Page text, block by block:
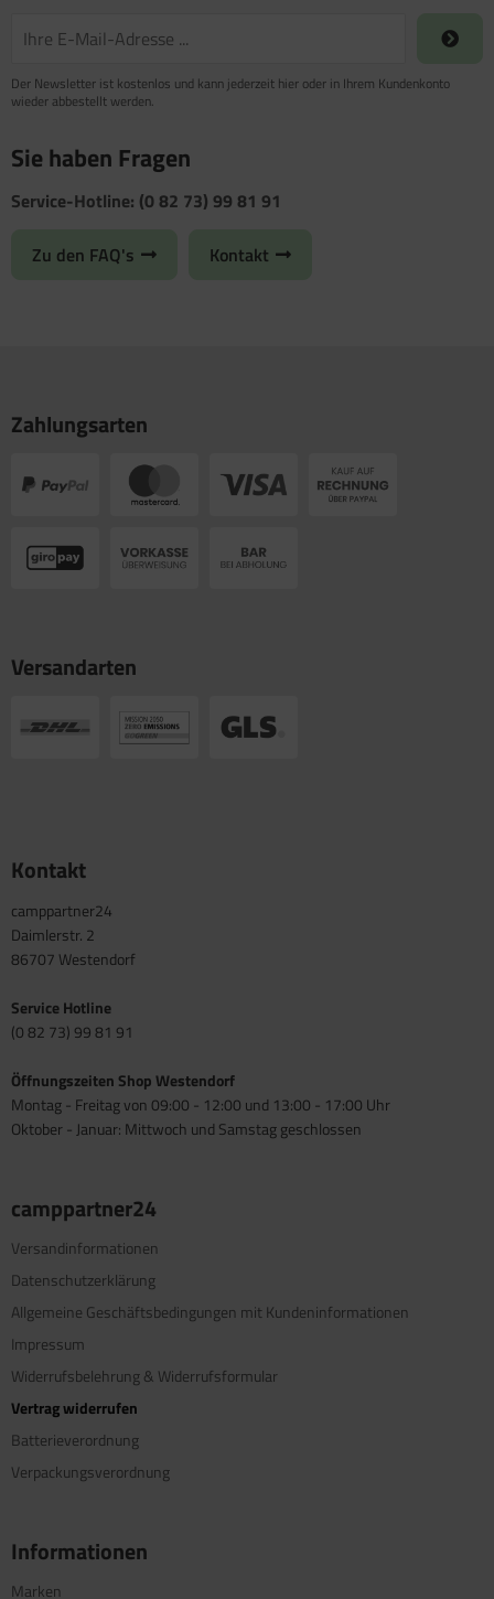
Der Newsletter ist kostenlos und kann jederzeit hier oder in Ihrem Kundenkonto
wieder abbestellt werden.
Sie haben Fragen
Service-Hotline: (0 82 73) 99 81 91
Zu den FAQ's Kontakt
Zahlungsarten
Versandarten
Kontakt
camppartner24
Daimlerstr. 2
86707 Westendorf
Service Hotline
(0 82 73) 99 81 91
Öffnungszeiten Shop Westendorf
Montag - Freitag von 09:00 - 12:00 und 13:00 - 17:00 Uhr
Oktober - Januar: Mittwoch und Samstag geschlossen
camppartner24
Versandinformationen
Datenschutzerklärung
Allgemeine Geschäftsbedingungen mit Kundeninformationen
Impressum
Widerrufsbelehrung & Widerrufsformular
Vertrag widerrufen
Batterieverordnung
Verpackungsverordnung
Informationen
Marken